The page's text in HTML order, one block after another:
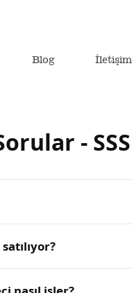
Blog İletişim
- SSS